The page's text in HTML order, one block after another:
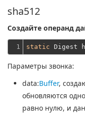
sha512
Создайте операнд
1 static
Параметры звонка:
data:Buffer,
обновляются
равно нулю, и